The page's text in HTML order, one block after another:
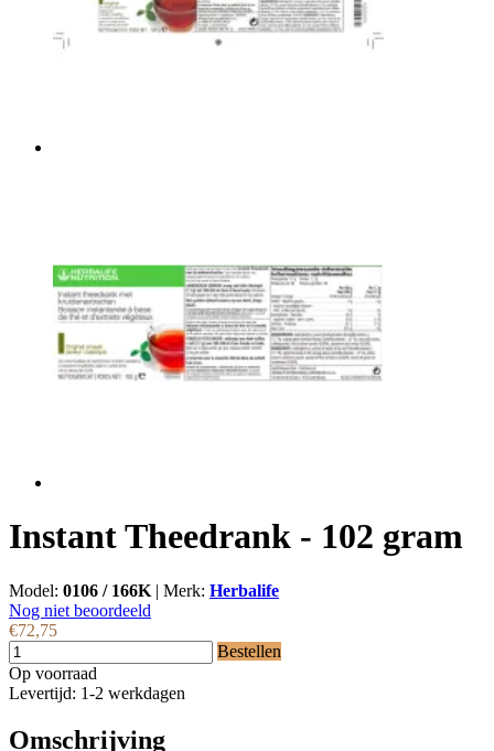
Instant Theedrank - 102 gram
Model: 0106 / 166K | Merk: Herbalife
Nog niet beoordeeld
€72,75
Bestellen
Op voorraad
Levertijd: 1-2 werkdagen
Omschrijving